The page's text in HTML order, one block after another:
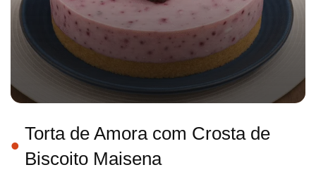
Torta de Amora com Crosta de
Biscoito Maisena